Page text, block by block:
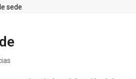
sede